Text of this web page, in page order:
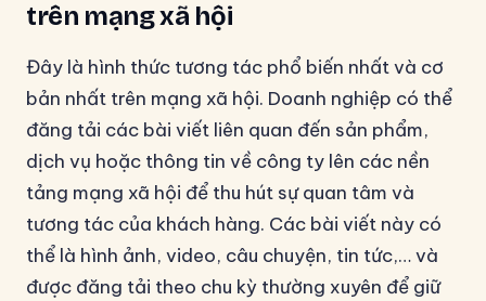
trên mạng xã hội
Đây là hình thức tương tác phổ biến nhất và cơ
bản nhất trên mạng xã hội. Doanh nghiệp có thể
đăng tải các bài viết liên quan đến sản phẩm,
dịch vụ hoặc thông tin về công ty lên các nền
tảng mạng xã hội để thu hút sự quan tâm và
tương tác của khách hàng. Các bài viết này có
thể là hình ảnh, video, câu chuyện, tin tức,… và
được đăng tải theo chu kỳ thường xuyên để giữ